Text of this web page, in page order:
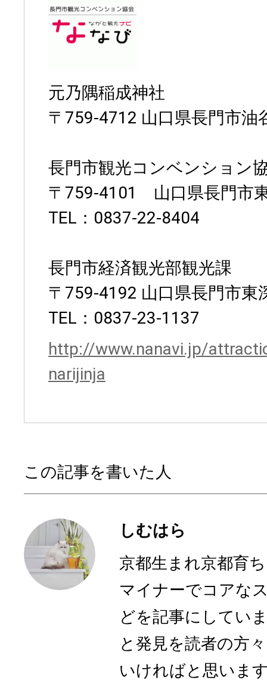
元乃隅稲成神社
〒759-4712 山口県長門市油
長門市観光コンベンション
〒759-4101 山口県長門市
TEL：0837-22-8404
長門市経済観光部観光課
〒759-4192 山口県長門市東
TEL：0837-23-1137
http://www.nanavi.jp/
narijinja
この記事を書いた人
しむはら
京都生まれ京都育
マイナーでコアな
どを記事にしてい
と発見を読者の方
いければと思いま